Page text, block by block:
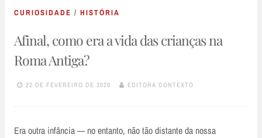
CURIOSIDADE / HISTÓRIA
Afinal, como era a vida das crianças na
Roma Antiga?
22 DE FEVEREIRO DE 2020 EDITORA CONTEXTO
Era outra infância — no entanto, não tão distante da nossa